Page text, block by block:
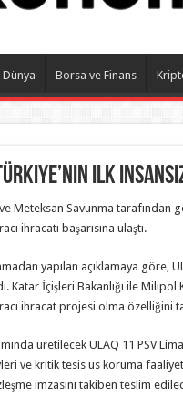
Dünya Borsa ve Finans
ilk
Meteksan Savunma tarafından
ihracatı başarısına ulaştı.
yapılan açıklamaya göre,
Katar İçişleri Bakanlığı ile Milipol
ihracat projesi olma özelliğini
üretilecek ULAQ 11 PSV
ve kritik tesis üs koruma
imzasını takiben teslim